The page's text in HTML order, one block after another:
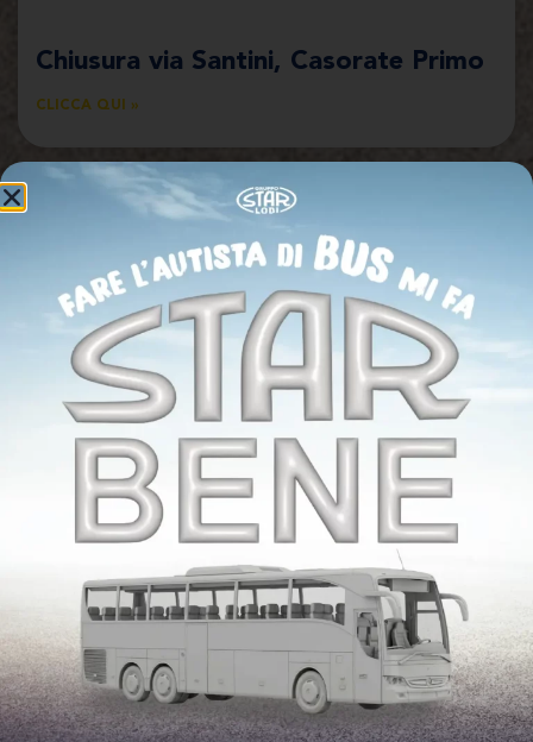
Chiusura via Santini, Casorate Primo
CLICCA QUI »
5 6 7
11 12 13 14 15 16 17 18
20
UTILI
Tutto quello che c’è da sapere prima di salire a bordo dei
nostri pullman
STAR Mobility